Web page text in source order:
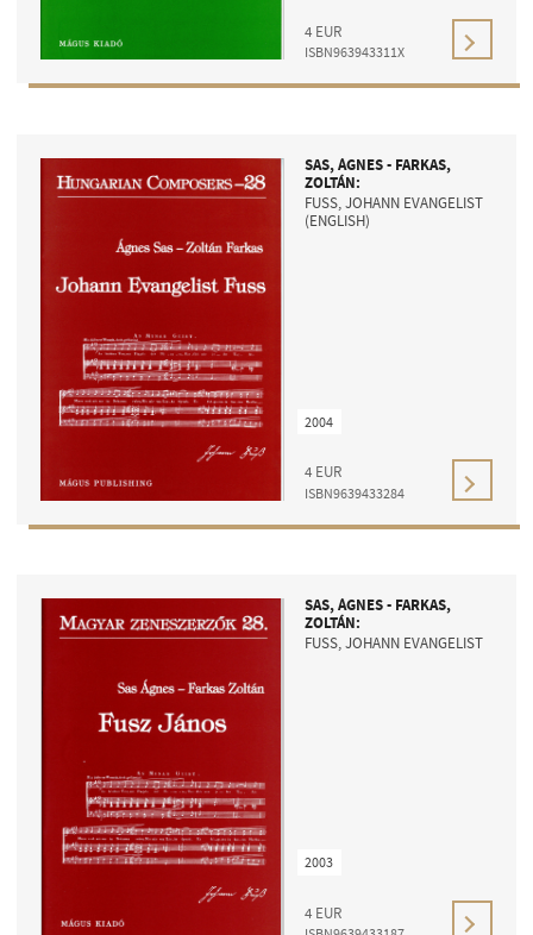
4 EUR
ISBN963943311X
SAS, ÁGNES - FARKAS,
ZOLTÁN:
FUSS, JOHANN EVANGELIST
(ENGLISH)
4 EUR
ISBN9639433284
2004
SAS, ÁGNES - FARKAS,
ZOLTÁN:
FUSS, JOHANN EVANGELIST
4 EUR
2003